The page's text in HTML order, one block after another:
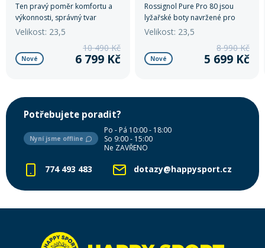
Ten pravý poměr komfortu a
výkonnosti, správný tvar
dostatek pohodlí a výkonnosti.
Velikost: 23,5
Nové
10 490 Kč
6 799 Kč
Rossignol Pure Pro 80 jsou
lyžařské boty navržené pro
ženy, které hledají rovnováhu
Velikost: 23,5
Nové
8 990 Kč
5 699 Kč
Potřebujete poradit?
Nyní jsme offline
Po - Pá 10:00 - 18:00
So 9:00 - 15:00
Ne ZAVŘENO
774 493 483 dotazy@happysport.cz